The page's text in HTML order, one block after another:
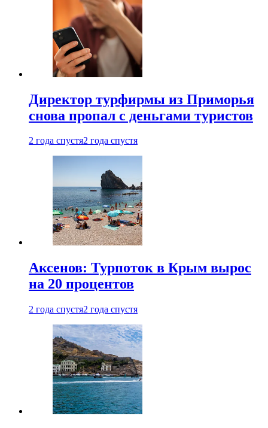
Директор турфирмы из Приморья
снова пропал с деньгами туристов
2 года спустя2 года спустя
Аксенов: Турпоток в Крым вырос
на 20 процентов
2 года спустя2 года спустя